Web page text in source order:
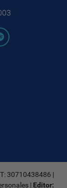
30710438486 |
| Editor: